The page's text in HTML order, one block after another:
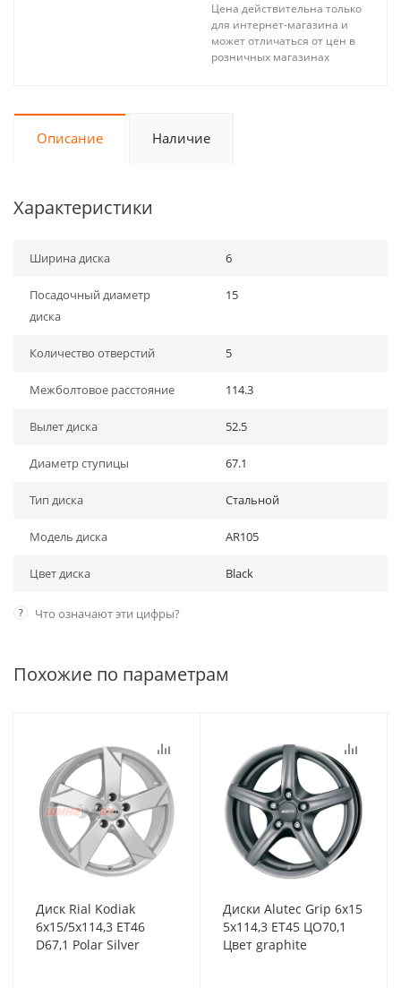
Цена действительна только
для интернет-магазина и
может отличаться от цен в
розничных магазинах
Описание Наличие
Характеристики
Ширина диска 6
Посадочный диаметр
диска
15
Количество отверстий 5
Межболтовое расстояние 114.3
Вылет диска 52.5
Диаметр ступицы 67.1
Тип диска Стальной
Модель диска AR105
Цвет диска Black
? Что означают эти цифры?
Похожие по параметрам
Диск Rial Kodiak
6x15/5x114,3 ET46
D67,1 Polar Silver
Диски Alutec Grip 6x15
5x114,3 ET45 ЦО70,1
Цвет graphite